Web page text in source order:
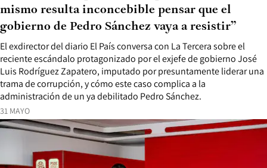
31 MAYO
El exdirector del diario El País conversa con La Tercera sobre el
reciente escándalo protagonizado por el exjefe de gobierno José
Luis Rodríguez Zapatero, imputado por presuntamente liderar una
trama de corrupción, y cómo este caso complica a la
administración de un ya debilitado Pedro Sánchez.
mismo resulta inconcebible pensar que el
gobierno de Pedro Sánchez vaya a resistir”